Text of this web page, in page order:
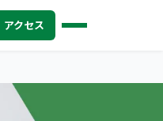
アクセス